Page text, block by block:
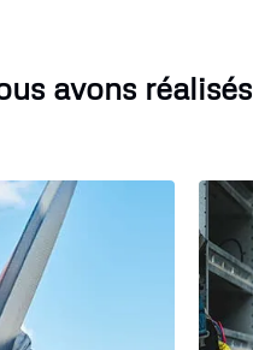
avons réalisés